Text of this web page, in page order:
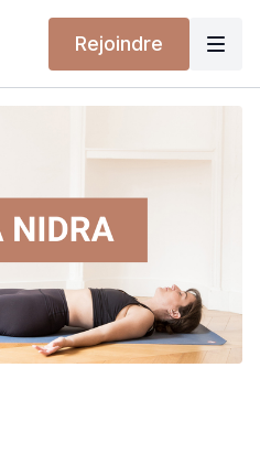
Rejoindre